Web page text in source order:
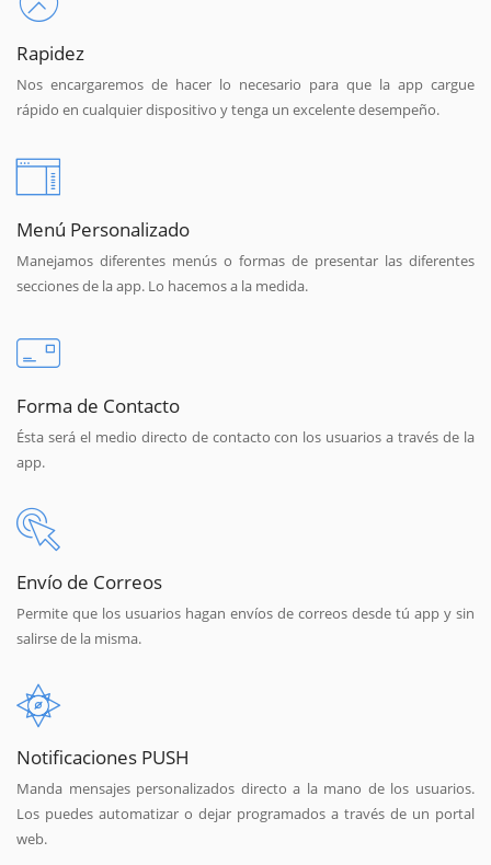
Rapidez
Nos encargaremos de hacer lo necesario para que la app cargue
rápido en cualquier dispositivo y tenga un excelente desempeño.
Menú Personalizado
Manejamos diferentes menús o formas de presentar las diferentes
secciones de la app. Lo hacemos a la medida.
Forma de Contacto
Ésta será el medio directo de contacto con los usuarios a través de la
app.
Envío de Correos
Permite que los usuarios hagan envíos de correos desde tú app y sin
salirse de la misma.
Notificaciones PUSH
Manda mensajes personalizados directo a la mano de los usuarios.
Los puedes automatizar o dejar programados a través de un portal
web.